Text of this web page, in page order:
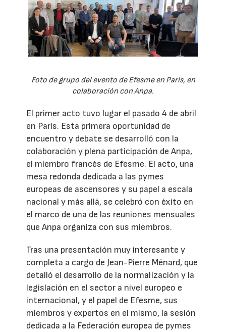
Foto de grupo del evento de Efesme en París, en
colaboración con Anpa.
El primer acto tuvo lugar el pasado 4 de abril
en París. Esta primera oportunidad de
encuentro y debate se desarrolló con la
colaboración y plena participación de Anpa,
el miembro francés de Efesme. El acto, una
mesa redonda dedicada a las pymes
europeas de ascensores y su papel a escala
nacional y más allá, se celebró con éxito en
el marco de una de las reuniones mensuales
que Anpa organiza con sus miembros.
Tras una presentación muy interesante y
completa a cargo de Jean-Pierre Ménard, que
detalló el desarrollo de la normalización y la
legislación en el sector a nivel europeo e
internacional, y el papel de Efesme, sus
miembros y expertos en el mismo, la sesión
dedicada a la Federación europea de pymes